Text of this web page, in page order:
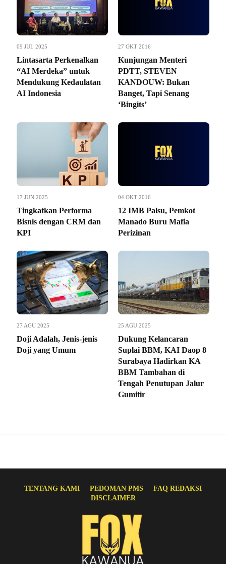
09 JUL 2025
Lintasarta Perkenalkan
“AI Merdeka” untuk
Mendukung Kedaulatan
AI Indonesia
27 OKT 2016
Kunjungan Menteri
PDTT, STEVEN
KANDOUW: Bukan
Banget, Tapi Senang
‘Bingits’
17 JUN 2025
Tingkatkan Performa
Bisnis dengan CRM dan
KPI
04 OKT 2016
12 IMB Palsu, Pemkot
Manado Buru Mafia
Perizinan
27 AGU 2025
Doji Adalah, Jenis-jenis
Doji yang Umum
25 AGU 2025
Dukung Kelancaran
Suplai BBM, KAI Daop 8
Surabaya Hadirkan KA
BBM Tambahan di
Tengah Penutupan Jalur
Gumitir
TENTANG KAMI PEDOMAN PMS
FAQ REDAKSI
DISCLAIMER